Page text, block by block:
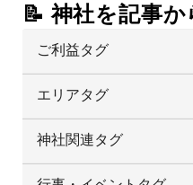
📝 神社を記事か
ご利益タグ
エリアタグ
神社関連タグ